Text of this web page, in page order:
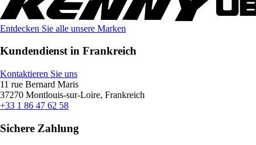
Entdecken Sie alle unsere Marken
Kundendienst in Frankreich
Kontaktieren Sie uns
11 rue Bernard Maris
37270 Montlouis-sur-Loire, Frankreich
+33 1 86 47 62 58
Sichere Zahlung